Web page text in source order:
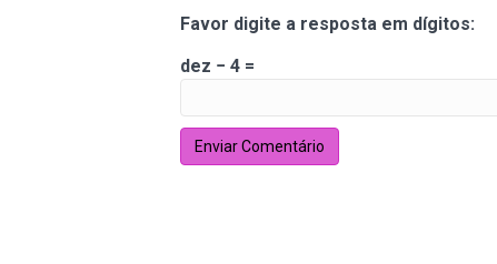
Favor digite a resposta em dígitos:
dez − 4 =